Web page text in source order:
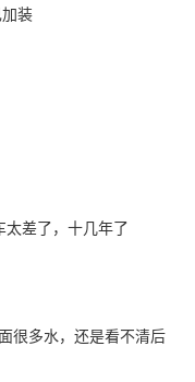
装
太差了，十几年了
很多水，还是看不清后